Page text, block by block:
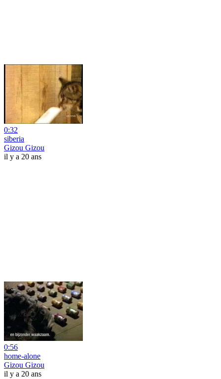
0:32
siberia
Gizou Gizou
il y a 20 ans
0:56
home-alone
Gizou Gizou
il y a 20 ans